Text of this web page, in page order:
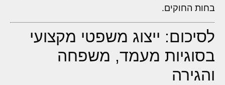
בחות החוקים.
לסיכום: ייצוג משפטי מקצועי
בסוגיות מעמד, משפחה
והגירה